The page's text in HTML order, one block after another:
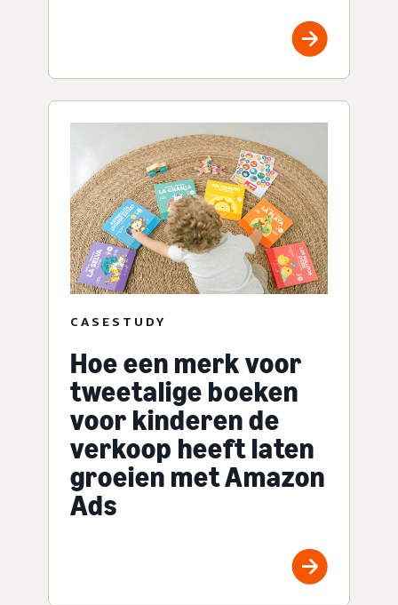
CASESTUDY
Hoe een merk voor
tweetalige boeken
voor kinderen de
verkoop heeft laten
groeien met Amazon
Ads